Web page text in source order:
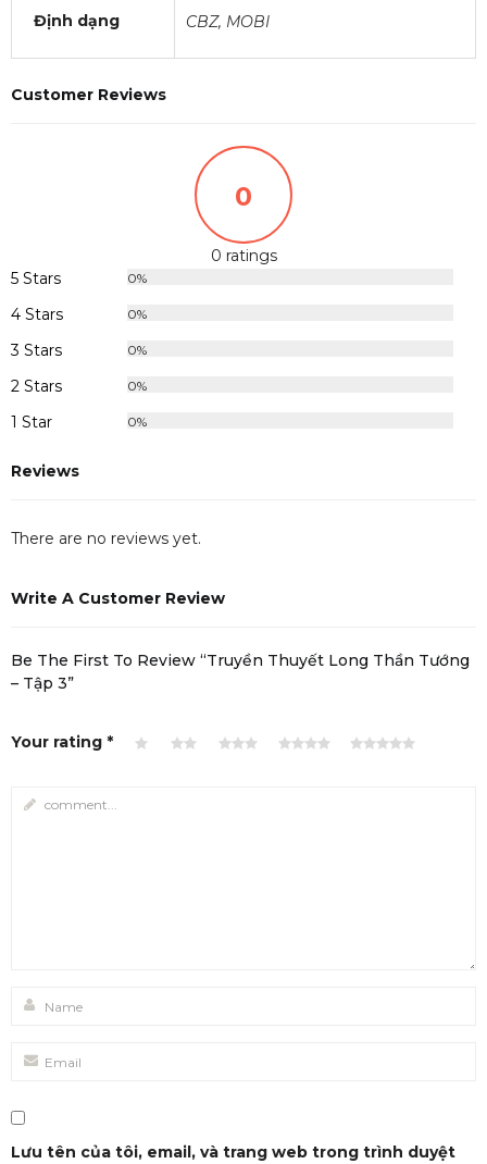
Định dạng CBZ, MOBI
Customer Reviews
0
0 ratings
5 Stars
0%
4 Stars 0%
3 Stars 0%
2 Stars 0%
1 Star 0%
Reviews
There are no reviews yet.
Write A Customer Review
Be The First To Review “Truyền Thuyết Long Thần Tướng
– Tập 3”
Your rating *
Lưu tên của tôi, email, và trang web trong trình duyệt